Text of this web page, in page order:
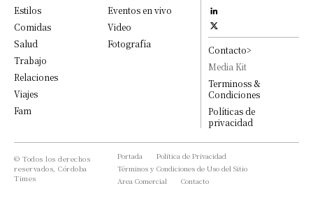
Estilos
Comidas
Salud
Trabajo
Relaciones
Viajes
Fam
Eventos en vivo
Video
Fotografía
Contacto>
Media Kit
Terminoss &
Condiciones
Políticas de
privacidad
© Todos los derechos
reservados, Córdoba
Times
Portada
Política de Privacidad
Términos y Condiciones de Uso del Sitio
Area Comercial
Contacto